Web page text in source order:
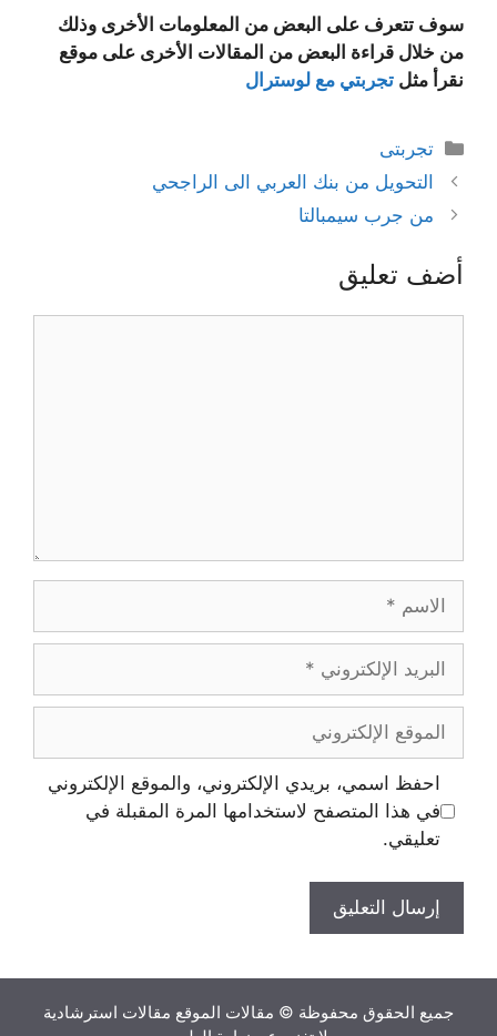
سوف تتعرف على البعض من المعلومات الأخرى وذلك
من خلال قراءة البعض من المقالات الأخرى على موقع
نقرأ مثل تجربتي مع لوسترال
التصنيفات
تجربتى
التحويل من بنك العربي الى الراجحي
من جرب سيمبالتا
أضف تعليق
الاسم
البريد
الإلكتروني
الموقع
الإلكتروني
احفظ اسمي، بريدي الإلكتروني، والموقع الإلكتروني
في هذا المتصفح لاستخدامها المرة المقبلة في
تعليقي.
جميع الحقوق محفوظة © مقالات الموقع مقالات استرشادية